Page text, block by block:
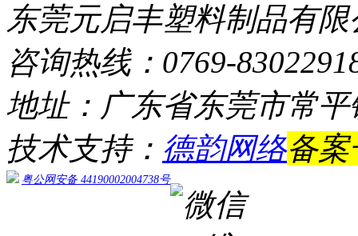
东莞元启丰塑料制品有
咨询热线：0769-
地址：广东省东莞市常
技术支持： 德韵网络备
粤公网安备 44190002004738号